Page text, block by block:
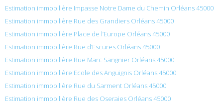
Estimation immobilière Impasse Notre Dame du Chemin Orléans 45000
Estimation immobilière Rue des Grandiers Orléans 45000
Estimation immobilière Place de l’Europe Orléans 45000
Estimation immobilière Rue d’Escures Orléans 45000
Estimation immobilière Rue Marc Sangnier Orléans 45000
Estimation immobilière Ecole des Anguignis Orléans 45000
Estimation immobilière Rue du Sarment Orléans 45000
Estimation immobilière Rue des Oseraies Orléans 45000